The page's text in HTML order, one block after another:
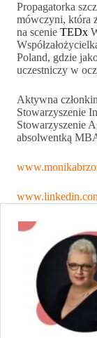
Propagatorka
mówczyni, która
na scenie TEDx
Poland, gdzie
uczestniczy w
Aktywna
Stowarzyszenie
Stowarzyszenie
absolwentką